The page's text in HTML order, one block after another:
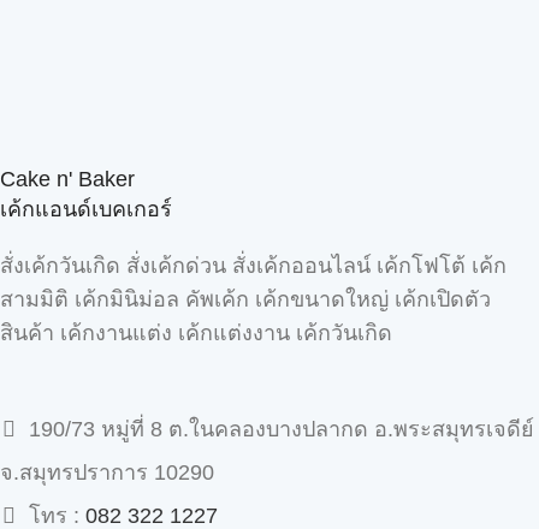
Cake n' Baker
เค้กแอนด์เบคเกอร์
สั่งเค้กวันเกิด สั่งเค้กด่วน สั่งเค้กออนไลน์ เค้กโฟโต้ เค้ก
สามมิติ เค้กมินิม่อล คัพเค้ก เค้กขนาดใหญ่ เค้กเปิดตัว
สินค้า เค้กงานแต่ง เค้กแต่งงาน เค้กวันเกิด
190/73 หมู่ที่ 8 ต.ในคลองบางปลากด อ.พระสมุทรเจดีย์
จ.สมุทรปราการ 10290
โทร : 082 322 1227